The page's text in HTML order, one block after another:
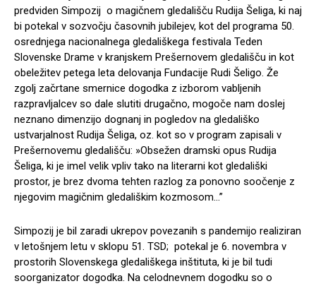
predviden Simpozij o magičnem gledališču Rudija Šeliga, ki naj
bi potekal v sozvočju časovnih jubilejev, kot del programa 50.
osrednjega nacionalnega gledališkega festivala Teden
Slovenske Drame v kranjskem Prešernovem gledališču in kot
obeležitev petega leta delovanja Fundacije Rudi Šeligo. Že
zgolj začrtane smernice dogodka z izborom vabljenih
razpravljalcev so dale slutiti drugačno, mogoče nam doslej
neznano dimenzijo dognanj in pogledov na gledališko
ustvarjalnost Rudija Šeliga, oz. kot so v program zapisali v
Prešernovemu gledališču: »Obsežen dramski opus Rudija
Šeliga, ki je imel velik vpliv tako na literarni kot gledališki
prostor, je brez dvoma tehten razlog za ponovno soočenje z
njegovim magičnim gledališkim kozmosom…”
Simpozij je bil zaradi ukrepov povezanih s pandemijo realiziran
v letošnjem letu v sklopu 51. TSD; potekal je 6. novembra v
prostorih Slovenskega gledališkega inštituta, ki je bil tudi
soorganizator dogodka. Na celodnevnem dogodku so o